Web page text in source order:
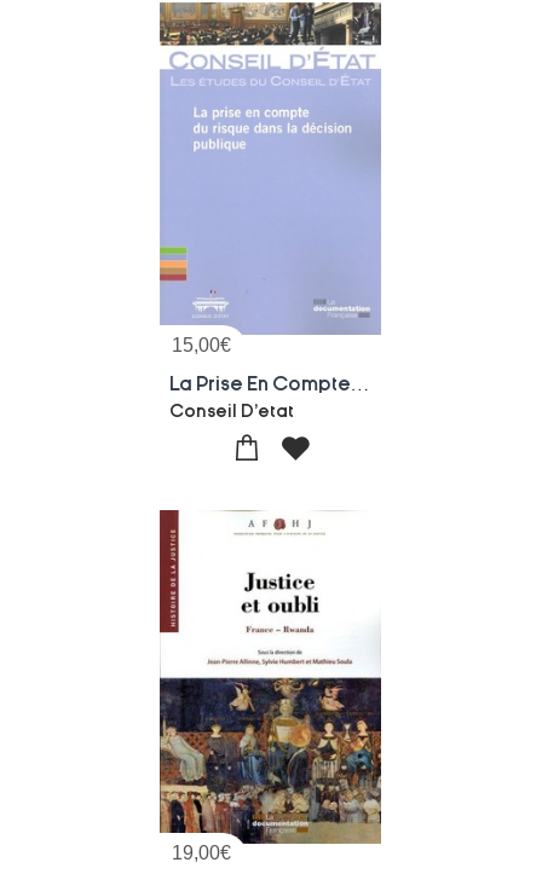
15,00€
Conseil D'etat
19,00€